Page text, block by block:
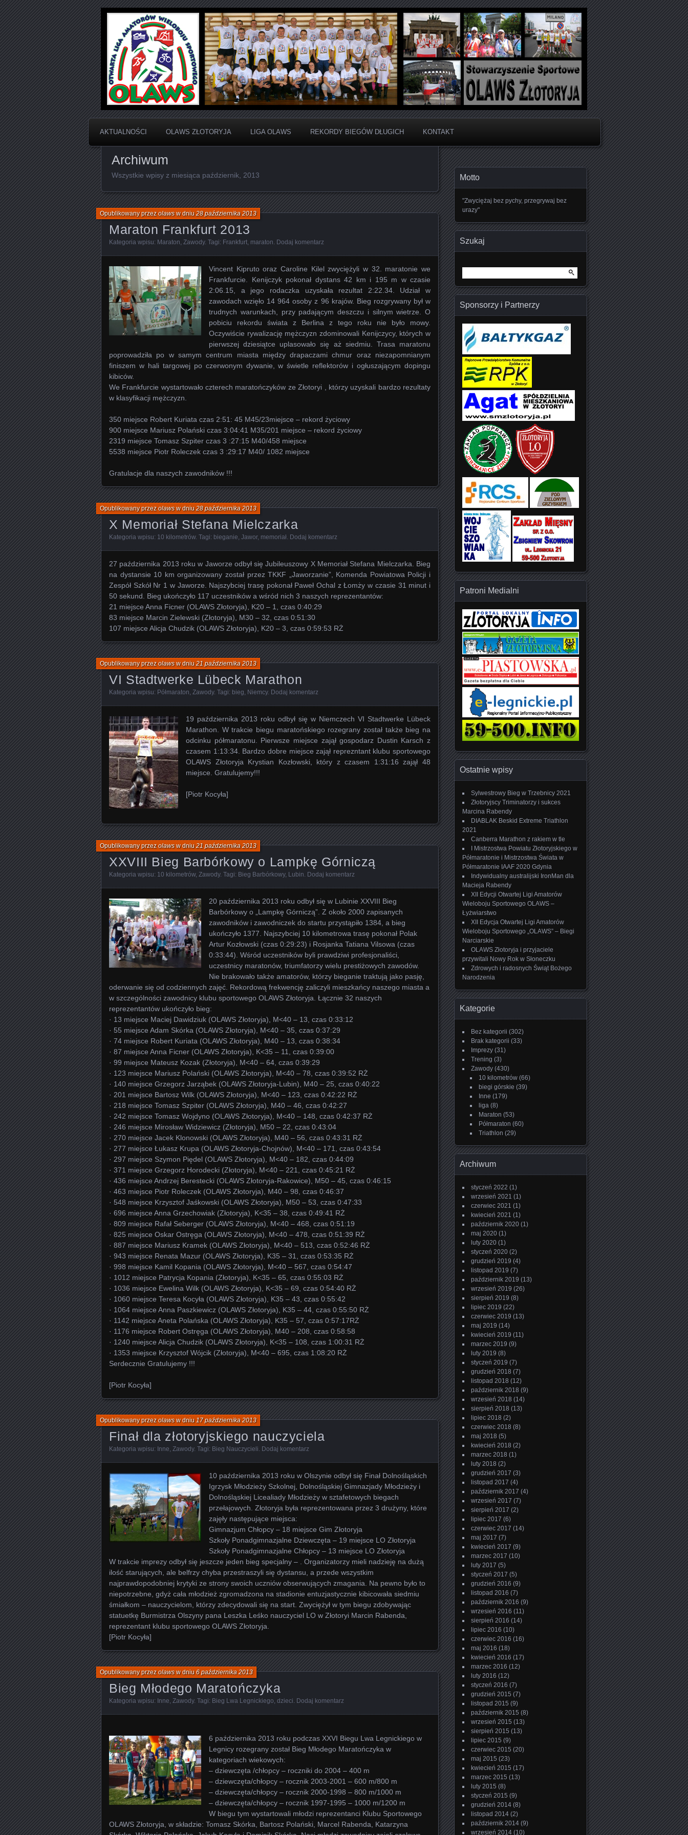
OLAWS | Otwarta Liga Amatorów Wieloboju
Sportowego
Otwarta Liga Amatorów Wieloboju Sportowego
AKTUALNOŚCI OLAWS ZŁOTORYJA LIGA OLAWS REKORDY BIEGÓW DŁUGICH KONTAKT
Archiwum
Wszystkie wpisy z miesiąca październik, 2013
Maraton Frankfurt 2013
Opublikowany przezolawsw dniu28 października 2013
Kategoria wpisu: Maraton Zawody. Tagi: Frankfurt maraton Dodaj komentarz
Vincent Kipruto oraz Caroline Kilel zwyciężyli w 32. maratonie we
Frankfurcie. Kenijczyk pokonał dystans 42 km i 195 m w czasie
2:06.15, a jego rodaczka uzyskała rezultat 2:22.34. Udział w
zawodach wzięło 14 964 osoby z 96 krajów. Bieg rozgrywany był w
trudnych warunkach, przy padającym deszczu i silnym wietrze. O
pobiciu rekordu świata z Berlina z tego roku nie było mowy.
Oczywiście rywalizację mężczyzn zdominowali Kenijczycy, których w
pierwszej dziesiątce uplasowało się aż siedmiu. Trasa maratonu
poprowadziła po w samym centrum miasta między drapaczami chmur oraz niezapomnianym
finiszem w hali targowej po czerwonym dywanie, w świetle reflektorów i ogłuszającym dopingu
kibiców.
We Frankfurcie wystartowało czterech maratończyków ze Złotoryi , którzy uzyskali bardzo rezultaty
w klasyfikacji mężczyzn.
350 miejsce Robert Kuriata czas 2:51: 45 M45/23miejsce – rekord życiowy
900 miejsce Mariusz Polański czas 3:04:41 M35/201 miejsce – rekord życiowy
2319 miejsce Tomasz Szpiter czas 3 :27:15 M40/458 miejsce
5538 miejsce Piotr Roleczek czas 3 :29:17 M40/ 1082 miejsce
Gratulacje dla naszych zawodników !!!
X Memoriał Stefana Mielczarka
Opublikowany przezolawsw dniu28 października 2013
Kategoria wpisu: 10 kilometrów. Tagi: bieganie Jawor, memoriał Dodaj komentarz
27 października 2013 roku w Jaworze odbył się Jubileuszowy X Memoriał Stefana Mielczarka. Bieg
na dystansie 10 km organizowany został przez TKKF „Jaworzanie”, Komenda Powiatowa Policji i
Zespół Szkół Nr 1 w Jaworze. Najszybciej trasę pokonał Paweł Ochal z Łomży w czasie 31 minut i
50 sekund. Bieg ukończyło 117 uczestników a wśród nich 3 naszych reprezentantów:
21 miejsce Anna Ficner (OLAWS Złotoryja), K20 – 1, czas 0:40:29
83 miejsce Marcin Zielewski (Złotoryja), M30 – 32, czas 0:51:30
107 miejsce Alicja Chudzik (OLAWS Złotoryja), K20 – 3, czas 0:59:53 RŻ
VI Stadtwerke Lübeck Marathon
Opublikowany przezolawsw dniu21 października 2013
Kategoria wpisu: Półmaraton Zawody. Tagi: bieg Niemcy. Dodaj komentarz
19 października 2013 roku odbył się w Niemczech VI Stadtwerke Lübeck
Marathon. W trakcie biegu maratońskiego rozegrany został także bieg na
odcinku półmaratonu. Pierwsze miejsce zajął gospodarz Dustin Karsch z
czasem 1:13:34. Bardzo dobre miejsce zajął reprezntant klubu sportowego
OLAWS Złotoryja Krystian Kozłowski, który z czasem 1:31:16 zajął 48
miejsce. Gratulujemy!!!
[Piotr Kocyła]
XXVIII Bieg Barbórkowy o Lampkę Górniczą
Opublikowany przezolawsw dniu21 października 2013
Kategoria wpisu: 10 kilometrów, Zawody. Tagi: Bieg Barbórkowy, Lubin Dodaj komentarz
20 października 2013 roku odbył się w Lubinie XXVIII Bieg
Barbórkowy o „Lampkę Górniczą”. Z około 2000 zapisanych
zawodników i zawodniczek do startu przystąpiło 1384, a bieg
ukończyło 1377. Najszybciej 10 kilometrowa trasę pokonał Polak
Artur Kozłowski (czas 0:29:23) i Rosjanka Tatiana Vilsowa (czas
0:33:44). Wśród uczestników byli prawdziwi profesjonaliści,
uczestnicy maratonów, triumfatorzy wielu prestiżowych zawodów.
Nie brakowało także amatorów, którzy bieganie traktują jako pasję,
oderwanie się od codziennych zajęć. Rekordową frekwencję zaliczyli mieszkańcy naszego miasta a
w szczególności zawodnicy klubu sportowego OLAWS Złotoryja. Łącznie 32 naszych
reprezentantów ukończyło bieg:
· 13 miejsce Maciej Dawidziuk (OLAWS Złotoryja), M<40 – 13, czas 0:33:12
· 55 miejsce Adam Skórka (OLAWS Złotoryja), M<40 – 35, czas 0:37:29
· 74 miejsce Robert Kuriata (OLAWS Złotoryja), M40 – 13, czas 0:38:34
· 87 miejsce Anna Ficner (OLAWS Złotoryja), K<35 – 11, czas 0:39:00
· 99 miejsce Mateusz Kozak (Złotoryja), M<40 – 64, czas 0:39:29
· 123 miejsce Mariusz Polański (OLAWS Złotoryja), M<40 – 78, czas 0:39:52 RŻ
· 140 miejsce Grzegorz Jarząbek (OLAWS Złotoryja-Lubin), M40 – 25, czas 0:40:22
· 201 miejsce Bartosz Wilk (OLAWS Złotoryja), M<40 – 123, czas 0:42:22 RŻ
· 218 miejsce Tomasz Szpiter (OLAWS Złotoryja), M40 – 46, czas 0:42:27
· 242 miejsce Tomasz Wojdyno (OLAWS Złotoryja), M<40 – 148, czas 0:42:37 RŻ
· 246 miejsce Mirosław Widziewicz (Złotoryja), M50 – 22, czas 0:43:04
· 270 miejsce Jacek Klonowski (OLAWS Złotoryja), M40 – 56, czas 0:43:31 RŻ
· 277 miejsce Łukasz Krupa (OLAWS Złotoryja-Chojnów), M<40 – 171, czas 0:43:54
· 297 miejsce Szymon Piędel (OLAWS Złotoryja), M<40 – 182, czas 0:44:09
· 371 miejsce Grzegorz Horodecki (Złotoryja), M<40 – 221, czas 0:45:21 RŻ
· 436 miejsce Andrzej Berestecki (OLAWS Złotoryja-Rakowice), M50 – 45, czas 0:46:15
· 463 miejsce Piotr Roleczek (OLAWS Złotoryja), M40 – 98, czas 0:46:37
· 548 miejsce Krzysztof Jaśkowski (OLAWS Złotoryja), M50 – 53, czas 0:47:33
· 696 miejsce Anna Grzechowiak (Złotoryja), K<35 – 38, czas 0:49:41 RŻ
· 809 miejsce Rafał Seberger (OLAWS Złotoryja), M<40 – 468, czas 0:51:19
· 825 miejsce Oskar Ostręga (OLAWS Złotoryja), M<40 – 478, czas 0:51:39 RŻ
· 887 miejsce Mariusz Kramek (OLAWS Złotoryja), M<40 – 513, czas 0:52:46 RŻ
· 943 miejsce Renata Mazur (OLAWS Złotoryja), K35 – 31, czas 0:53:35 RŻ
· 998 miejsce Kamil Kopania (OLAWS Złotoryja), M<40 – 567, czas 0:54:47
· 1012 miejsce Patrycja Kopania (Złotoryja), K<35 – 65, czas 0:55:03 RŻ
· 1036 miejsce Ewelina Wilk (OLAWS Złotoryja), K<35 – 69, czas 0:54:40 RŻ
· 1060 miejsce Teresa Kocyła (OLAWS Złotoryja), K35 – 43, czas 0:55:42
· 1064 miejsce Anna Paszkiewicz (OLAWS Złotoryja), K35 – 44, czas 0:55:50 RŻ
· 1142 miejsce Aneta Polańska (OLAWS Złotoryja), K35 – 57, czas 0:57:17RŻ
· 1176 miejsce Robert Ostręga (OLAWS Złotoryja), M40 – 208, czas 0:58:58
· 1240 miejsce Alicja Chudzik (OLAWS Złotoryja), K<35 – 108, czas 1:00:31 RŻ
· 1353 miejsce Krzysztof Wójcik (Złotoryja), M<40 – 695, czas 1:08:20 RŻ
Serdecznie Gratulujemy !!!
[Piotr Kocyła]
Finał dla złotoryjskiego nauczyciela
Opublikowany przezolawsw dniu 17 października 2013
Kategoria wpisu: Inne Zawody. Tagi: Bieg Nauczycieli Dodaj komentarz
10 października 2013 roku w Olszynie odbył się Finał Dolnośląskich
Igrzysk Młodzieży Szkolnej, Dolnośląskiej Gimnazjady Młodzieży i
Dolnośląskiej Licealiady Młodzieży w sztafetowych biegach
przełajowych. Złotoryja była reprezentowana przez 3 drużyny, które
zajęły następujące miejsca:
Gimnazjum Chłopcy – 18 miejsce Gim Złotoryja
Szkoły Ponadgimnazjalne Dziewczęta – 19 miejsce LO Złotoryja
Szkoły Ponadgimnazjalne Chłopcy – 13 miejsce LO Złotoryja
W trakcie imprezy odbył się jeszcze jeden bieg specjalny – . Organizatorzy mieli nadzieję na dużą
ilość starujących, ale belfrzy chyba przestraszyli się dystansu, a przede wszystkim
najprawdopodobniej krytyki ze strony swoich uczniów obserwujących zmagania. Na pewno było to
niepotrzebne, gdyż cała młodzież zgromadzona na stadionie entuzjastycznie kibicowała siedmiu
śmiałkom – nauczycielom, którzy zdecydowali się na start. Zwyciężył w tym biegu zdobywając
statuetkę Burmistrza Olszyny pana Leszka Leśko nauczyciel LO w Złotoryi Marcin Rabenda,
reprezentant klubu sportowego OLAWS Złotoryja.
[Piotr Kocyła]
Bieg Młodego Maratończyka
Opublikowany przezolawsw dniu6 października 2013
Kategoria wpisu: Inne Zawody. Tagi: Bieg Lwa Legnickiego dzieci Dodaj komentarz
6 października 2013 roku podczas XXVI Biegu Lwa Legnickiego w
Legnicy rozegrany został Bieg Młodego Maratończyka w
kategoriach wiekowych:
– dziewczęta /chłopcy – roczniki do 2004 – 400 m
– dziewczęta/chłopcy – rocznik 2003-2001 – 600 m/800 m
– dziewczęta/chłopcy – rocznik 2000-1998 – 800 m/1000 m
– dziewczęta/chłopcy – rocznik 1997-1995 – 1000 m/1200 m
W biegu tym wystartowali młodzi reprezentanci Klubu Sportowego
OLAWS Złotoryja, w składzie: Tomasz Skórka, Bartosz Polański, Marcel Rabenda, Katarzyna
Motto
"Zwyciężaj bez pychy, przegrywaj bez
urazy"
Szukaj
Sponsorzy i Partnerzy
Patroni Medialni
Ostatnie wpisy
Sylwestrowy Bieg w Trzebnicy 2021
Złotoryjscy Triminatorzy i sukces
Marcina Rabendy
DIABLAK Beskid Extreme Triathlon
2021
Canberra Marathon z rakiem w tle
I Mistrzostwa Powiatu Złotoryjskiego w
Półmaratonie i Mistrzostwa Świata w
Półmaratonie IAAF 2020 Gdynia
Indywidualny australijski IronMan dla
Macieja Rabendy
XII Edycji Otwartej Ligi Amatorów
Wieloboju Sportowego OLAWS –
Łyżwiarstwo
XII Edycja Otwartej Ligi Amatorów
Wieloboju Sportowego „OLAWS” – Biegi
Narciarskie
OLAWS Złotoryja i przyjaciele
przywitali Nowy Rok w Słoneczku
Zdrowych i radosnych Świąt Bożego
Narodzenia
Kategorie
Bez kategorii (302)
Brak kategorii (33)
Imprezy (31)
Trening (3)
Zawody (430)
10 kilometrów (66)
biegi górskie (39)
Inne (179)
liga (8)
Maraton (53)
Półmaraton (60)
Triathlon (29)
Archiwum
styczeń 2022 (1)
wrzesień 2021 (1)
czerwiec 2021 (1)
kwiecień 2021 (1)
październik 2020 (1)
maj 2020 (1)
luty 2020 (1)
styczeń 2020 (2)
grudzień 2019 (4)
listopad 2019 (7)
październik 2019 (13)
wrzesień 2019 (26)
sierpień 2019 (8)
lipiec 2019 (22)
czerwiec 2019 (13)
maj 2019 (14)
kwiecień 2019 (11)
marzec 2019 (9)
luty 2019 (8)
styczeń 2019 (7)
grudzień 2018 (7)
listopad 2018 (12)
październik 2018 (9)
wrzesień 2018 (14)
sierpień 2018 (13)
lipiec 2018 (2)
czerwiec 2018 (8)
maj 2018 (5)
kwiecień 2018 (2)
marzec 2018 (1)
luty 2018 (2)
grudzień 2017 (3)
listopad 2017 (4)
październik 2017 (4)
wrzesień 2017 (7)
sierpień 2017 (2)
lipiec 2017 (6)
czerwiec 2017 (14)
maj 2017 (7)
kwiecień 2017 (9)
marzec 2017 (10)
luty 2017 (5)
styczeń 2017 (5)
grudzień 2016 (9)
listopad 2016 (7)
październik 2016 (9)
wrzesień 2016 (11)
sierpień 2016 (14)
lipiec 2016 (10)
czerwiec 2016 (16)
maj 2016 (18)
kwiecień 2016 (17)
marzec 2016 (12)
luty 2016 (12)
styczeń 2016 (7)
grudzień 2015 (7)
listopad 2015 (9)
październik 2015 (8)
wrzesień 2015 (13)
sierpień 2015 (13)
lipiec 2015 (9)
czerwiec 2015 (20)
maj 2015 (23)
kwiecień 2015 (17)
marzec 2015 (13)
luty 2015 (8)
styczeń 2015 (9)
grudzień 2014 (8)
listopad 2014 (2)
październik 2014 (9)
wrzesień 2014 (10)